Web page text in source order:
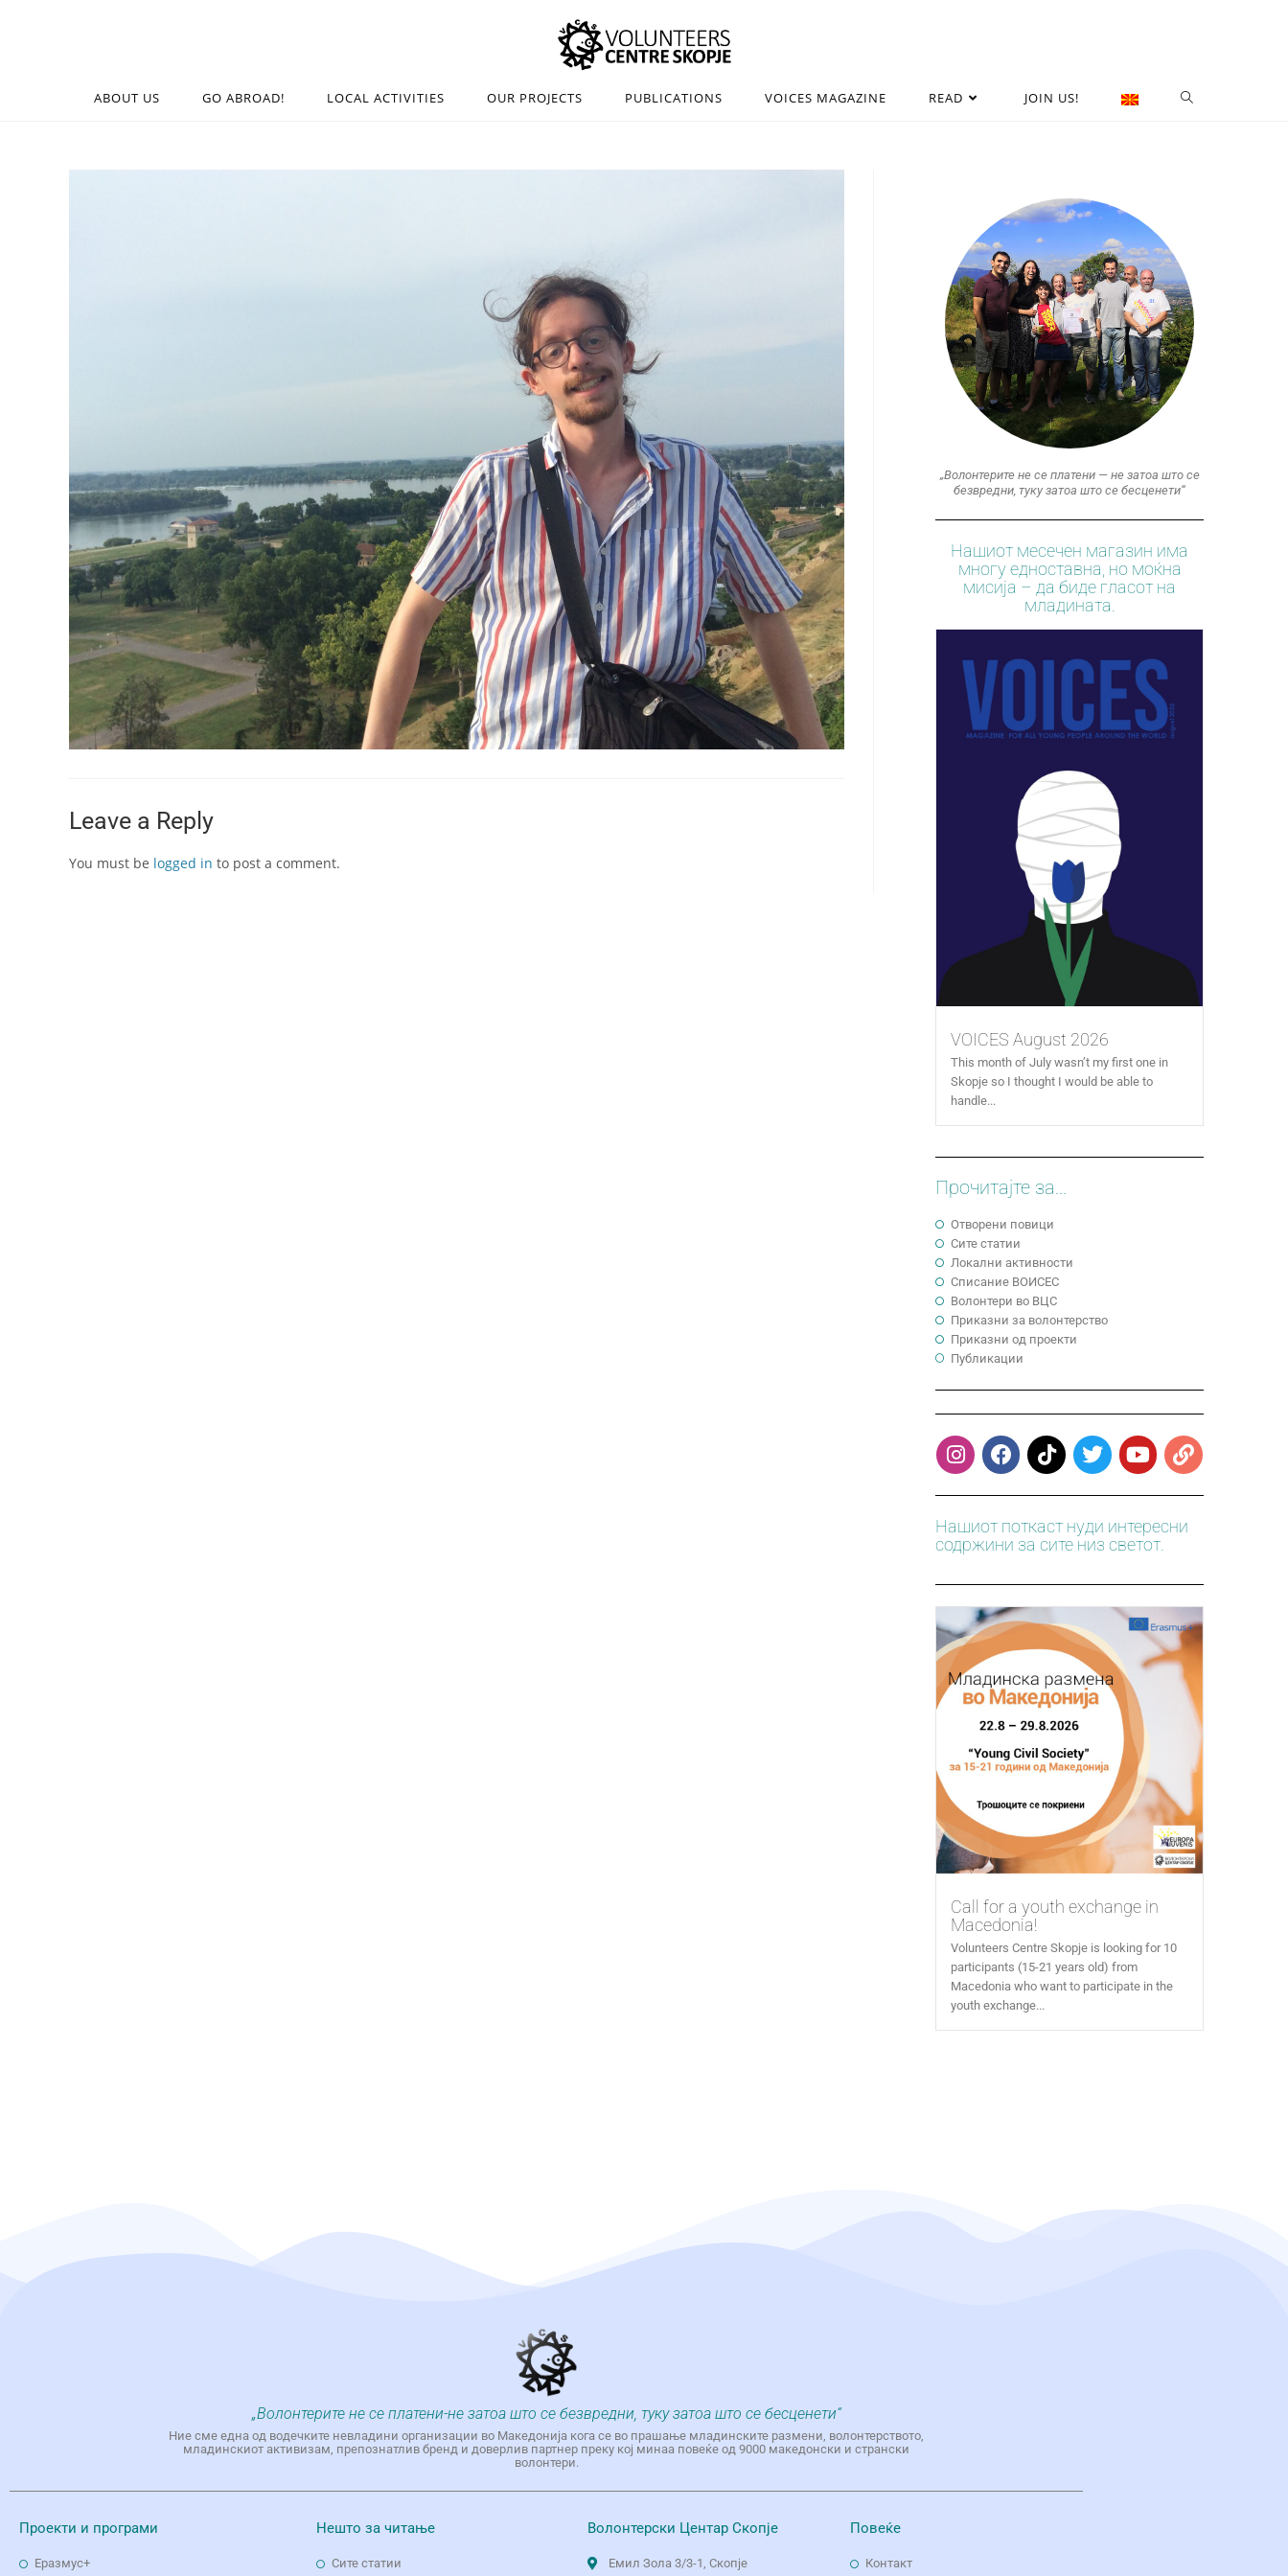
ABOUT US GO ABROAD! LOCAL ACTIVITIES OUR PROJECTS PUBLICATIONS VOICES MAGAZINE READ JOIN US!
Leave a Reply
You must be logged in to post a comment.
„Волонтерите не се платени — не затоа што се
безвредни, туку затоа што се бесценети“
Нашиот месечен магазин има
многу едноставна, но моќна
мисија – да биде гласот на
младината.
VOICES August 2026
This month of July wasn’t my first one in
Skopje so I thought I would be able to
handle...
Прочитајте за...
Отворени повици
Сите статии
Локални активности
Cписание ВОИСЕС
Волонтери во ВЦС
Приказни за волонтерство
Приказни од проекти
Публикации
Нашиот поткаст нуди интересни
содржини за сите низ светот.
Call for a youth exchange in
Macedonia!
Volunteers Centre Skopje is looking for 10
participants (15-21 years old) from
Macedonia who want to participate in the
youth exchange...
„Волонтерите не се платени-не затоа што се безвредни, туку затоа што се бесценети“
Ние сме една од водечките невладини организации во Македонија кога се во прашање младинските размени, волонтерството,
младинскиот активизам, препознатлив бренд и доверлив партнер преку кој минаа повеќе од 9000 македонски и странски
волонтери.
Проекти и програми
Еразмус+
Нешто за читање
Сите статии
Волонтерски Центар Скопје
Емил Зола 3/3-1, Скопје
Повеќе
Контакт